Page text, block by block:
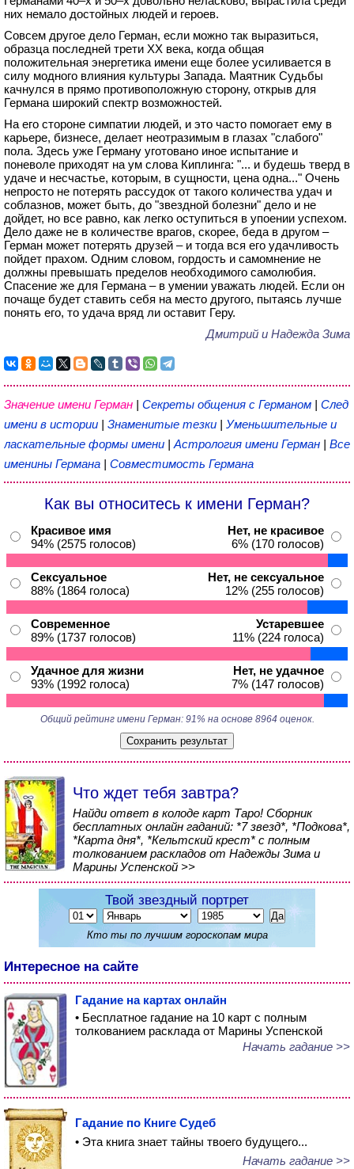
них немало достойных людей и героев.
Совсем другое дело Герман, если можно так выразиться,
образца последней трети ХХ века, когда общая
положительная энергетика имени еще более усиливается в
силу модного влияния культуры Запада. Маятник Судьбы
качнулся в прямо противоположную сторону, открыв для
Германа широкий спектр возможностей.
На его стороне симпатии людей, и это часто помогает ему в
карьере, бизнесе, делает неотразимым в глазах "слабого"
пола. Здесь уже Герману уготовано иное испытание и
поневоле приходят на ум слова Киплинга: "... и будешь тверд в
удаче и несчастье, которым, в сущности, цена одна..." Очень
непросто не потерять рассудок от такого количества удач и
соблазнов, может быть, до "звездной болезни" дело и не
дойдет, но все равно, как легко оступиться в упоении успехом.
Дело даже не в количестве врагов, скорее, беда в другом –
Герман может потерять друзей – и тогда вся его удачливость
пойдет прахом. Одним словом, гордость и самомнение не
должны превышать пределов необходимого самолюбия.
Спасение же для Германа – в умении уважать людей. Если он
почаще будет ставить себя на место другого, пытаясь лучше
понять его, то удача вряд ли оставит Геру.
Дмитрий и Надежда Зима
Значение имени Герман | Секреты общения с Германом | След
имени в истории | Знаменитые тезки | Уменьшительные и
ласкательные формы имени | Астрология имени Герман | Все
именины Германа | Совместимость Германа
Как вы относитесь к имени Герман?
Красивое имя
94% (2575 голосов)
Нет, не красивое
6% (170 голосов)
Сексуальное
88% (1864 голоса)
Нет, не сексуальное
12% (255 голосов)
Современное
89% (1737 голосов)
Устаревшее
11% (224 голоса)
Удачное для жизни
93% (1992 голоса)
Нет, не удачное
7% (147 голосов)
Общий рейтинг имени Герман: 91% на основе 8964 оценок.
Что ждет тебя завтра?
Найди ответ в колоде карт Таро! Сборник
бесплатных онлайн гаданий: *7 звезд*, *Подкова*,
*Карта дня*, *Кельтский крест* с полным
толкованием раскладов от Надежды Зима и
Марины Успенской >>
Твой звездный портрет
Кто ты по лучшим гороскопам мира
Интересное на сайте
Гадание на картах онлайн
• Бесплатное гадание на 10 карт с полным
толкованием расклада от Марины Успенской
Начать гадание >>
Гадание по Книге Судеб
• Эта книга знает тайны твоего будущего...
Начать гадание >>